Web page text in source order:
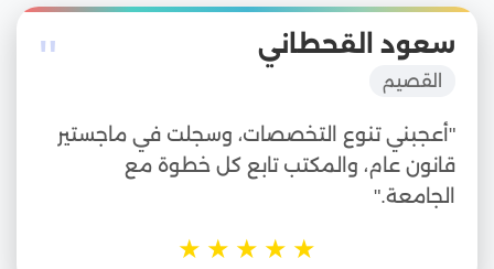
" سعود القحطاني
القصيم
"أعجبني تنوع التخصصات، وسجلت في ماجستير
قانون عام، والمكتب تابع كل خطوة مع
الجامعة."
★
★
★
★
★